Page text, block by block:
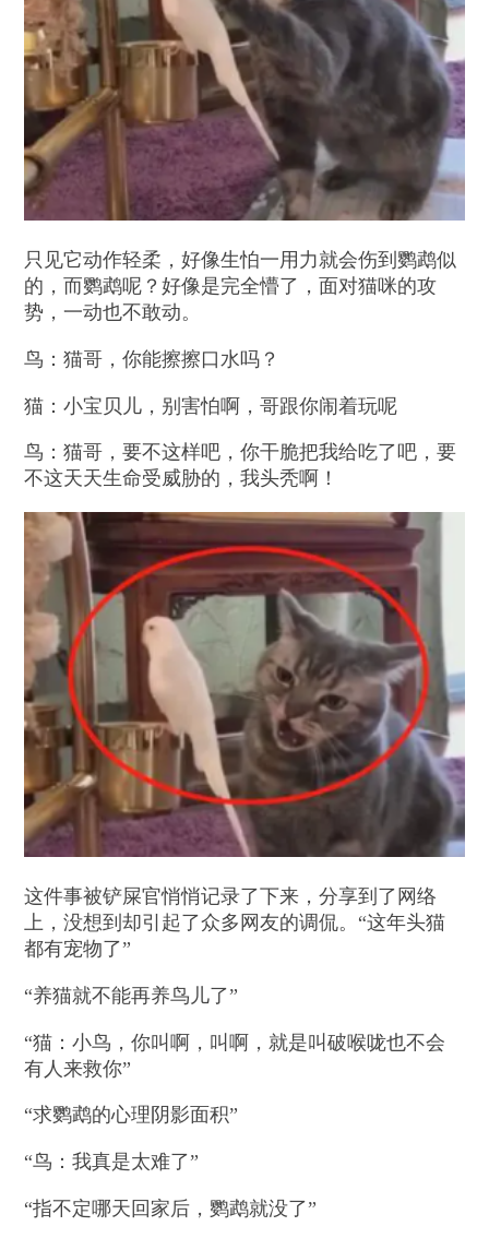
只见它动作轻柔，好像生怕一用力就会伤到鹦鹉似
的，而鹦鹉呢？好像是完全懵了，面对猫咪的攻
势，一动也不敢动。
鸟：猫哥，你能擦擦口水吗？
猫：小宝贝儿，别害怕啊，哥跟你闹着玩呢
鸟：猫哥，要不这样吧，你干脆把我给吃了吧，要
不这天天生命受威胁的，我头秃啊！
这件事被铲屎官悄悄记录了下来，分享到了网络
上，没想到却引起了众多网友的调侃。“这年头猫
都有宠物了”
“养猫就不能再养鸟儿了”
“猫：小鸟，你叫啊，叫啊，就是叫破喉咙也不会
有人来救你”
“求鹦鹉的心理阴影面积”
“鸟：我真是太难了”
“指不定哪天回家后，鹦鹉就没了”